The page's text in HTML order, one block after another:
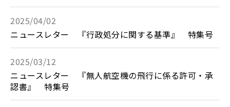
2025/04/02
ニュースレター 『行政処分に関する基準』 特集号
2025/03/12
ニュースレター 『無人航空機の飛行に係る許可・承
認書』 特集号